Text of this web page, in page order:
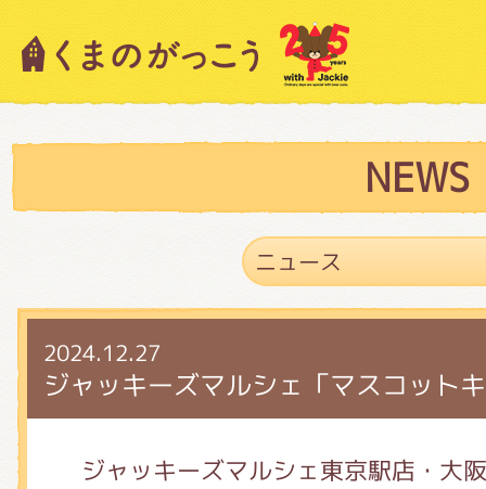
NEWS
2024.12.27
ジャッキーズマルシェ「マスコット
ジャッキーズマルシェ東京駅店・大
キャラクター紹介
スタッフブログ
絵本・作家紹介
ショップインフォメーション